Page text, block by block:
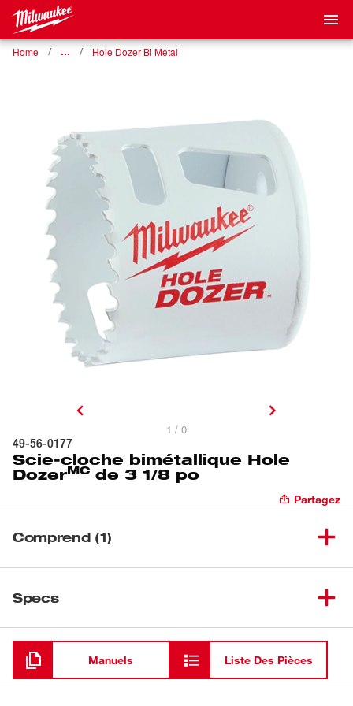
Home … Hole Dozer Bi Metal
1 / 0
49-56-0177
Scie-cloche bimétallique Hole
DozerMC de 3 1/8 po
Partagez
Comprend (1)
(1)
Specs
Chargement
Manuels Liste Des Pièces